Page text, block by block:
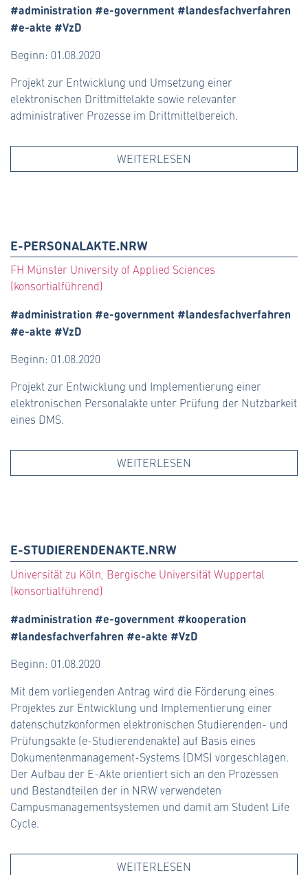
#administration #e-government #landesfachverfahren
#e-akte #VzD
Beginn: 01.08.2020
Projekt zur Entwicklung und Umsetzung einer
elektronischen Drittmittelakte sowie relevanter
administrativer Prozesse im Drittmittelbereich.
WEITERLESEN
E-PERSONALAKTE.NRW
FH Münster University of Applied Sciences
(konsortialführend)
#administration #e-government #landesfachverfahren
#e-akte #VzD
Beginn: 01.08.2020
Projekt zur Entwicklung und Implementierung einer
elektronischen Personalakte unter Prüfung der Nutzbarkeit
eines DMS.
WEITERLESEN
E-STUDIERENDENAKTE.NRW
Universität zu Köln, Bergische Universität Wuppertal
(konsortialführend)
#administration #e-government #kooperation
#landesfachverfahren #e-akte #VzD
Beginn: 01.08.2020
Mit dem vorliegenden Antrag wird die Förderung eines
Projektes zur Entwicklung und Implementierung einer
datenschutzkonformen elektronischen Studierenden- und
Prüfungsakte (e-Studierendenakte) auf Basis eines
Dokumentenmanagement-Systems (DMS) vorgeschlagen.
Der Aufbau der E-Akte orientiert sich an den Prozessen
und Bestandteilen der in NRW verwendeten
Campusmanagementsystemen und damit am Student Life
Cycle.
WEITERLESEN